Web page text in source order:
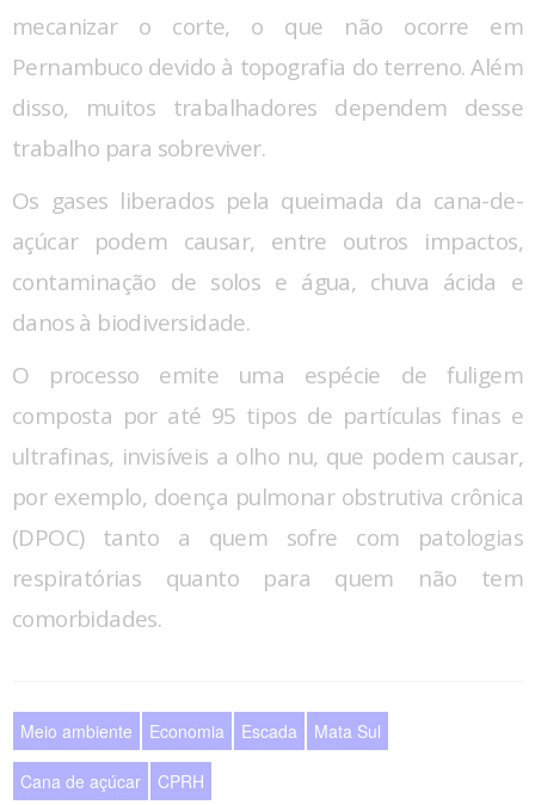
mecanizar o corte, o que não ocorre em
Pernambuco devido à topografia do terreno. Além
disso, muitos trabalhadores dependem desse
trabalho para sobreviver.
Os gases liberados pela queimada da cana-de-
açúcar podem causar, entre outros impactos,
contaminação de solos e água, chuva ácida e
danos à biodiversidade.
O processo emite uma espécie de fuligem
composta por até 95 tipos de partículas finas e
ultrafinas, invisíveis a olho nu, que podem causar,
por exemplo, doença pulmonar obstrutiva crônica
(DPOC) tanto a quem sofre com patologias
respiratórias quanto para quem não tem
comorbidades.
Meio ambiente Economia Escada Mata Sul
Cana de açúcar CPRH